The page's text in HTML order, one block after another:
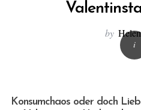
by
Konsumchaos oder doch